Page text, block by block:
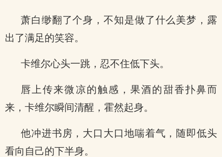
萧白缈翻了个身，不知是做了什么美梦，露
出了满足的笑容。
卡维尔心头一跳，忍不住低下头。
唇上传来微凉的触感，果酒的甜香扑鼻而
来，卡维尔瞬间清醒，霍然起身。
他冲进书房，大口大口地喘着气，随即低头
看向自己的下半身。